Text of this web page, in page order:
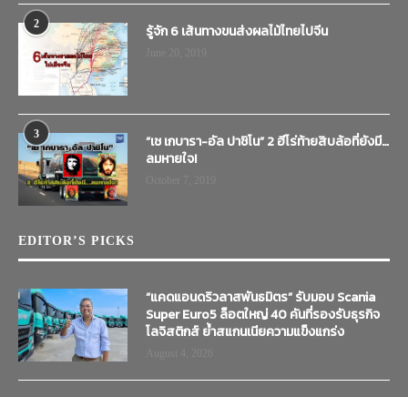
2 รู้จัก 6 เส้นทางขนส่งผลไม้ไทยไปจีน
3
“เช เกบารา-อัล ปาชิโน” 2 ฮีโร่ท้ายสิบล้อที่ยังมี…
ลมหายใจ!
EDITOR’S PICKS
“แคดแอนดริวลาสพันธมิตร” รับมอบ Scania
Super Euro5 ล็อตใหญ่ 40 คันที่รองรับธุรกิจ
โลจิสติกส์ ย้ำสแกนเนียความแข็งแกร่ง